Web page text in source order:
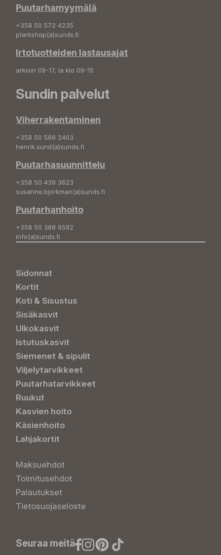
Puutarhamyymälä
+358 50 572 4235
plantshop(a)sunds.fi
Irtotuotteiden lastausajat
arkisin 09-17, la klo 09-15
Sundin palvelut
Viherrakentaminen
+358 50 589 2403
henrik.sund(a)sunds.fi
Puutarhasuunnittelu
+358 50 439 3623
susanne.bjorkman(a)sunds.fi
Puutarhanhoito
+358 50 388 9592
info(a)sunds.fi
Sidonnat
Kortit
Koti & Sisustus
Sisäkasvit
Ulkokasvit
Istutuskasvit
Siemenet & sipulit
Viljelytarvikkeet
Puutarhatarvikkeet
Ruukut
Kasvien hoito
Käsienhoito
Lahjakortit
Maksuehdot
Toimitusehdot
Palautukset
Tietosuojaseloste
Seuraa meitä